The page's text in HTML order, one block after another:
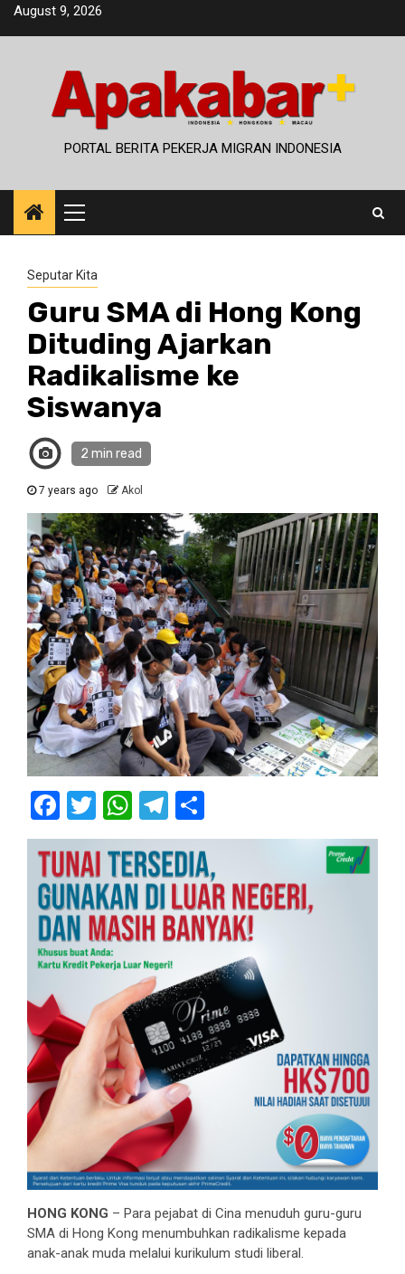
SkipAugust 9, 2026
PORTAL BERITA PEKERJA MIGRAN INDONESIA
Primary
Menu
Seputar Kita
Guru SMA di Hong Kong
Dituding Ajarkan
Radikalisme ke
Siswanya
2 min read
7 years ago Akol
Facebook
Twitter
WhatsApp
Telegram
HONG KONG – Para pejabat di Cina menuduh guru-guru
SMA di Hong Kong menumbuhkan radikalisme kepada
anak-anak muda melalui kurikulum studi liberal.